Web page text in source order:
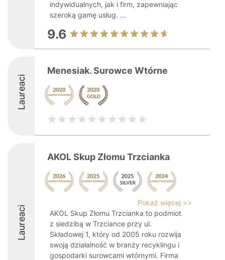
indywidualnych, jak i firm, zapewniając
szeroką gamę usług. ...
9.6
Laureaci
Menesiak. Surowce Wtórne
Laureaci
AKOL Skup Złomu Trzcianka
Pokaż więcej >>
AKOL Skup Złomu Trzcianka to podmiot
z siedzibą w Trzciance przy ul.
Składowej 1, który od 2005 roku rozwija
swoją działalność w branży recyklingu i
gospodarki surowcami wtórnymi. Firma